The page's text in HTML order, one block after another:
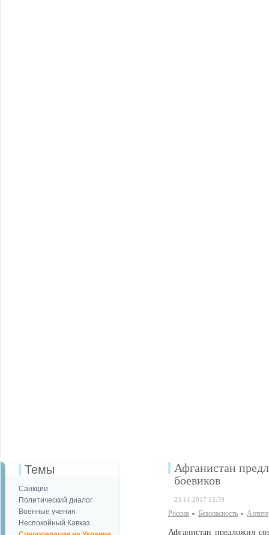
Темы
Санкции
Политический диалог
Военные учения
Неспокойный Кавказ
Афганистан
боевиков
23.11.2017 15:39
Россия Безопаcность
Афганистан предложил